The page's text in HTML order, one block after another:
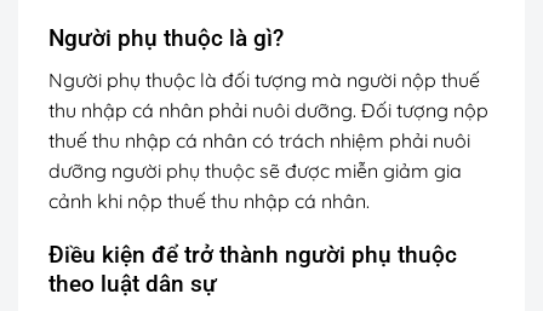
Người phụ thuộc là gì?
Người phụ thuộc là đối tượng mà người nộp thuế
thu nhập cá nhân phải nuôi dưỡng. Đối tượng nộp
thuế thu nhập cá nhân có trách nhiệm phải nuôi
dưỡng người phụ thuộc sẽ được miễn giảm gia
cảnh khi nộp thuế thu nhập cá nhân.
Điều kiện để trở thành người phụ thuộc
theo luật dân sự